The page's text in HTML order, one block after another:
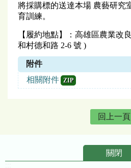
將採購標的送達本場 農藝研究
育訓練。
【履約地點】：高雄區農業改
和村德和路 2-6 號 )
附件
相關附件 ZIP
回上一頁
關閉